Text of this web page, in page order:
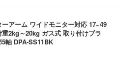
アーム ワイドモニター対応 17~49
2kg～20kg ガス式 取り付けブラ
軸 DPA-SS11BK